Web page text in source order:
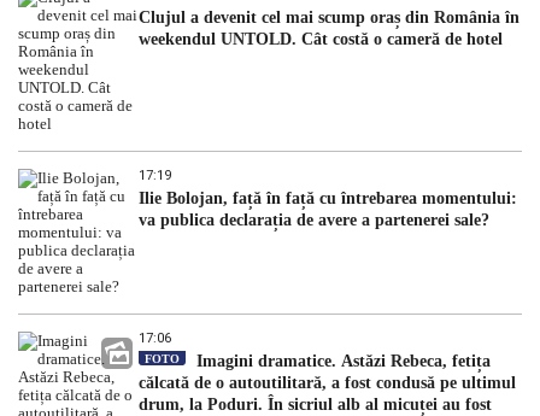
Clujul a devenit cel mai scump oraș din România în
weekendul UNTOLD. Cât costă o cameră de hotel
17:19
Ilie Bolojan, față în față cu întrebarea momentului:
va publica declarația de avere a partenerei sale?
17:06
FOTO
Imagini dramatice. Astăzi Rebeca, fetița
călcată de o autoutilitară, a fost condusă pe ultimul
drum, la Poduri. În sicriul alb al micuței au fost